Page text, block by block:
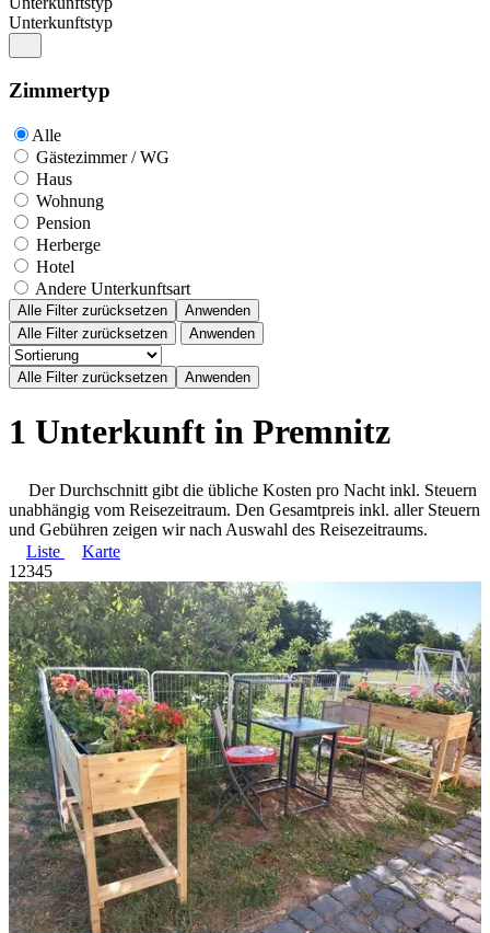
Unterkunftstyp
Zimmertyp
Alle
Gästezimmer / WG
Haus
Wohnung
Pension
Herberge
Hotel
Andere Unterkunftsart
Alle Filter zurücksetzen
Anwenden
Alle Filter zurücksetzen
Anwenden
1 Unterkunft in Premnitz
Der Durchschnitt gibt die übliche Kosten pro Nacht inkl. Steuern
unabhängig vom Reisezeitraum. Den Gesamtpreis inkl. aller Steuern
und Gebühren zeigen wir nach Auswahl des Reisezeitraums.
Liste
Karte
1 2345